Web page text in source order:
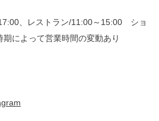
、レストラン/11:00～15:00 ショ
によって営業時間の変動あり